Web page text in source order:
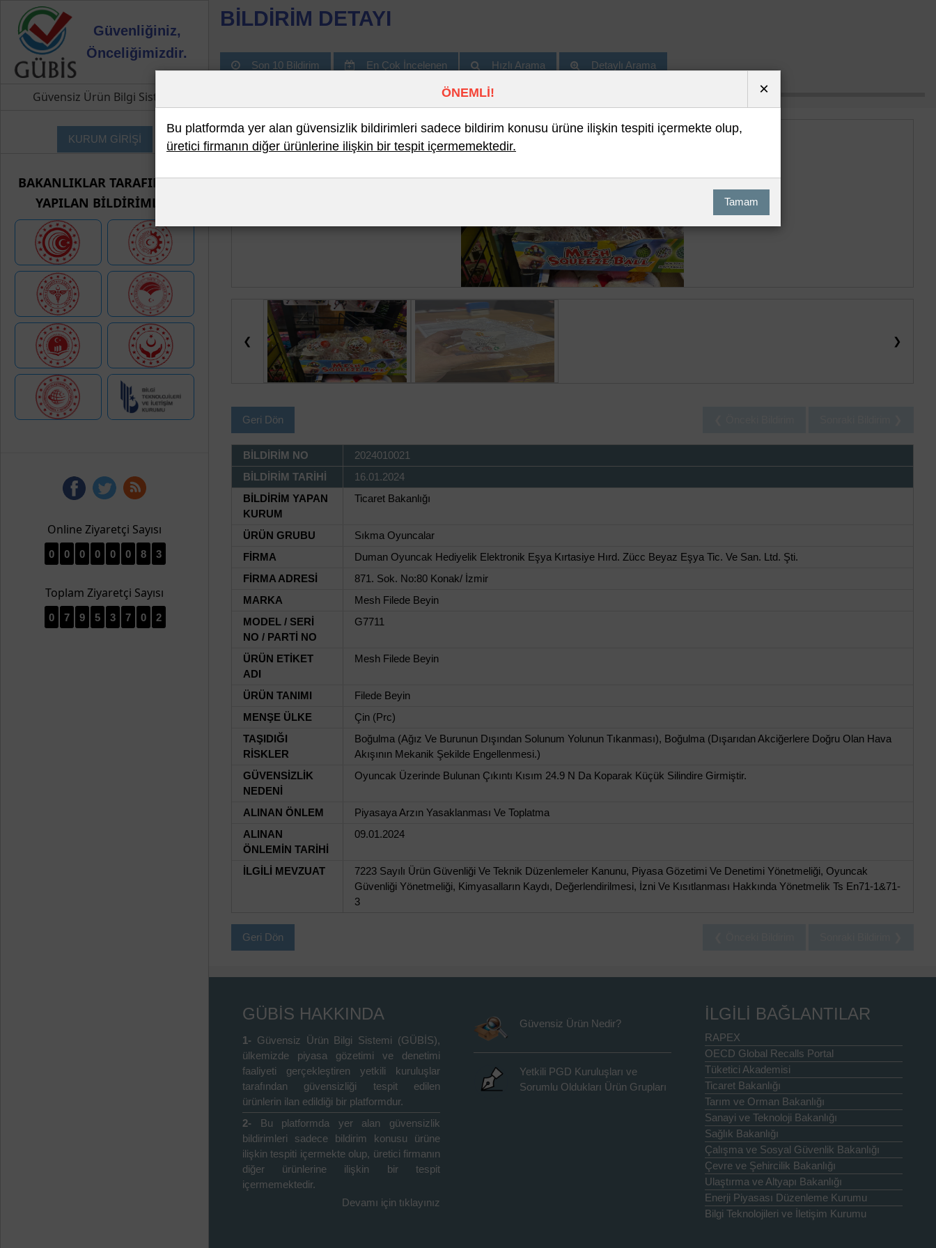
Güvenliğiniz,
Önceliğimizdir.
Güvensiz Ürün Bilgi Sistemi
KURUM GİRİŞİ
BAKANLIKLAR TARAFINDAN
YAPILAN BİLDİRİMLER
Online Ziyaretçi Sayısı
0 0 0 0 0 0 8 3
Toplam Ziyaretçi Sayısı
0 7 9 5 3 7 0 2
BİLDİRİM DETAYI
Son 10 Bildirim En Çok İncelenen Hızlı Arama Detaylı Arama
❮ ❯
Geri Dön
BİLDİRİM NO
2024010021
BİLDİRİM TARİHİ
16.01.2024
BİLDİRİM YAPAN
KURUM
Ticaret Bakanlığı
ÜRÜN GRUBU
Sıkma Oyuncalar
FİRMA
Duman Oyuncak Hediyelik Elektronik Eşya Kırtasiye Hırd. Zücc Beyaz Eşya Tic. Ve San. Ltd. Şti.
FİRMA ADRESİ
871. Sok. No:80 Konak/ İzmir
MARKA
Mesh Filede Beyin
MODEL / SERİ
NO / PARTİ NO
G7711
ÜRÜN ETİKET
ADI
Mesh Filede Beyin
ÜRÜN TANIMI
Filede Beyin
MENŞE ÜLKE
Çin (Prc)
TAŞIDIĞI
RİSKLER
Boğulma (Ağız Ve Burunun Dışından Solunum Yolunun Tıkanması), Boğulma (Dışarıdan Akciğerlere Doğru Olan Hava
Akışının Mekanik Şekilde Engellenmesi.)
GÜVENSİZLİK
NEDENİ
Oyuncak Üzerinde Bulunan Çıkıntı Kısım 24.9 N Da Koparak Küçük Silindire Girmiştir.
ALINAN ÖNLEM
Piyasaya Arzın Yasaklanması Ve Toplatma
ALINAN
ÖNLEMİN TARİHİ
09.01.2024
İLGİLİ MEVZUAT
7223 Sayılı Ürün Güvenliği Ve Teknik Düzenlemeler Kanunu, Piyasa Gözetimi Ve Denetimi Yönetmeliği, Oyuncak
Güvenliği Yönetmeliği, Kimyasalların Kaydı, Değerlendirilmesi, İzni Ve Kısıtlanması Hakkında Yönetmelik Ts En71-1&71-
3
Geri Dön
GÜBİS HAKKINDA
1- Güvensiz Ürün Bilgi Sistemi (GÜBİS),
ülkemizde piyasa gözetimi ve denetimi
faaliyeti gerçekleştiren yetkili kuruluşlar
tarafından güvensizliği tespit edilen
ürünlerin ilan edildiği bir platformdur.
2-
Bu platformda yer alan güvensizlik
bildirimleri sadece bildirim konusu ürüne
ilişkin tespiti içermekte olup, üretici firmanın
diğer ürünlerine ilişkin bir tespit
içermemektedir.
Devamı için tıklayınız
Güvensiz Ürün Nedir?
Yetkili PGD Kuruluşları ve
Sorumlu Oldukları Ürün Grupları
İLGİLİ BAĞLANTILAR
RAPEX
OECD Global Recalls Portal
Tüketici Akademisi
Ticaret Bakanlığı
Tarım ve Orman Bakanlığı
Sanayi ve Teknoloji Bakanlığı
Sağlık Bakanlığı
Çalışma ve Sosyal Güvenlik Bakanlığı
Çevre ve Şehircilik Bakanlığı
Ulaştırma ve Altyapı Bakanlığı
Enerji Piyasası Düzenleme Kurumu
Bilgi Teknolojileri ve İletişim Kurumu
ÖNEMLİ! ×
Bu platformda yer alan güvensizlik bildirimleri sadece bildirim konusu ürüne ilişkin tespiti içermekte olup,
üretici firmanın diğer ürünlerine ilişkin bir tespit içermemektedir.
Tamam